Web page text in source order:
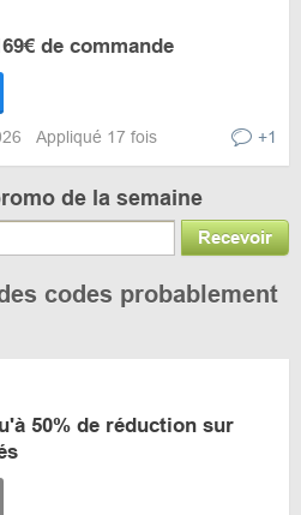
de commande
Appliqué 17 fois +1
de la semaine
Recevoir
codes probablement
50% de réduction sur